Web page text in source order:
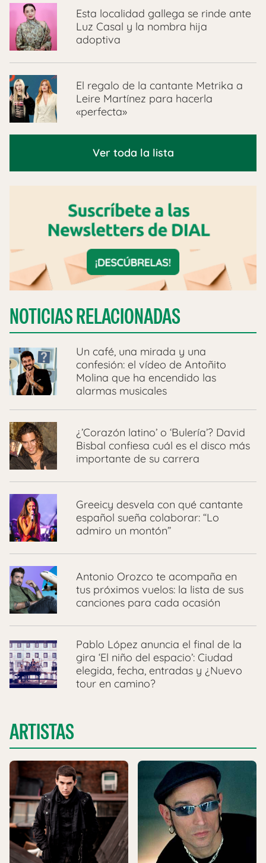
Esta localidad gallega se rinde ante
Luz Casal y la nombra hija
adoptiva
El regalo de la cantante Metrika a
Leire Martínez para hacerla
«perfecta»
Ver toda la lista
NOTICIAS RELACIONADAS
Un café, una mirada y una
confesión: el vídeo de Antoñito
Molina que ha encendido las
alarmas musicales
¿’Corazón latino’ o ‘Bulería’? David
Bisbal confiesa cuál es el disco más
importante de su carrera
Greeicy desvela con qué cantante
español sueña colaborar: “Lo
admiro un montón”
Antonio Orozco te acompaña en
tus próximos vuelos: la lista de sus
canciones para cada ocasión
Pablo López anuncia el final de la
gira ‘El niño del espacio’: Ciudad
elegida, fecha, entradas y ¿Nuevo
tour en camino?
ARTISTAS